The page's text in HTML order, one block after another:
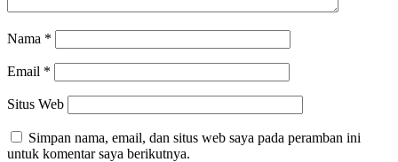
Nama *
Email *
Situs Web
Simpan nama, email, dan situs web saya pada peramban ini
untuk komentar saya berikutnya.